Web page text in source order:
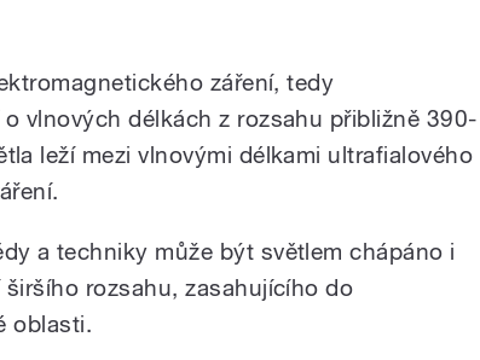
záření, tedy
vlnových délkách z rozsahu přibližně 390-
leží mezi vlnovými délkami ultrafialového
a techniky může být světlem chápáno i
rozsahu, zasahujícího do
oblasti.